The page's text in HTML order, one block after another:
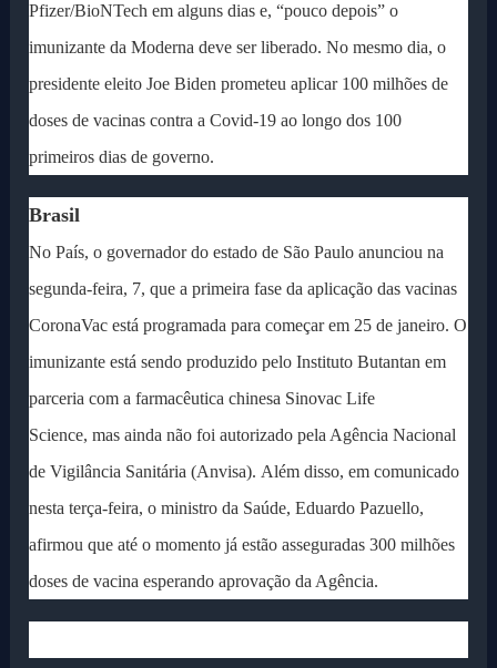
Pfizer/BioNTech em alguns dias e, “pouco depois” o
imunizante da Moderna deve ser liberado. No mesmo dia, o
presidente eleito Joe Biden prometeu aplicar 100 milhões de
doses de vacinas contra a Covid-19 ao longo dos 100
primeiros dias de governo.
Brasil
No País, o governador do estado de São Paulo anunciou na
segunda-feira, 7, que a primeira fase da aplicação das vacinas
CoronaVac está programada para começar em 25 de janeiro. O
imunizante está sendo produzido pelo Instituto Butantan em
parceria com a farmacêutica chinesa Sinovac Life
Science, mas ainda não foi autorizado pela Agência Nacional
de Vigilância Sanitária (Anvisa). Além disso, em comunicado
nesta terça-feira, o ministro da Saúde, Eduardo Pazuello,
afirmou que até o momento já estão asseguradas 300 milhões
doses de vacina esperando aprovação da Agência.